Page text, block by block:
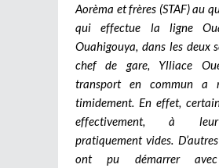
Aorèma et frères (STAF) au
qui effectue la ligne
Ouahigouya, dans les deux
chef de gare, Ylliace
transport en commun a
timidement. En effet,
effectivement, à
pratiquement vides.
ont pu démarrer avec